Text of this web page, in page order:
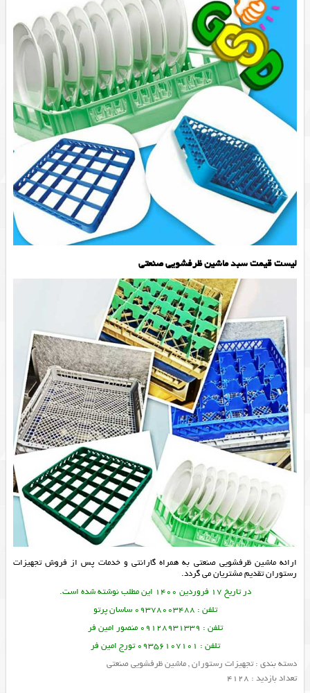
لیست قیمت سبد ماشین ظرفشویی صنعتی
ارائهماشین ظرفشویی صنعتی به همراه گارانتی و خدمات پس از فروشتجهیزات
رستورانتقدیم مشتریان می گردد.
در تاریخ 17 فروردین 1400 این مطلب نوشته شده است.
تلفن : 09378003488 ساسان پرتو
تلفن : 09128931339 منصور امین فر
تلفن : 09356107101 تورج امین فر
دسته بندی :تجهیزات رستوران,ماشین ظرفشویی صنعتی
تعداد بازدید : 4128